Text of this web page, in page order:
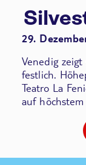
29.
Venedig
festlich.
Teatro La
auf